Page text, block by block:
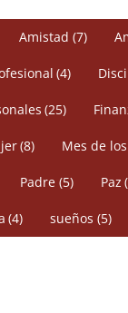
Amistad (7)
(4)
(25)
(8) Mes de
Padre (5) Paz
(4) sueños (5)